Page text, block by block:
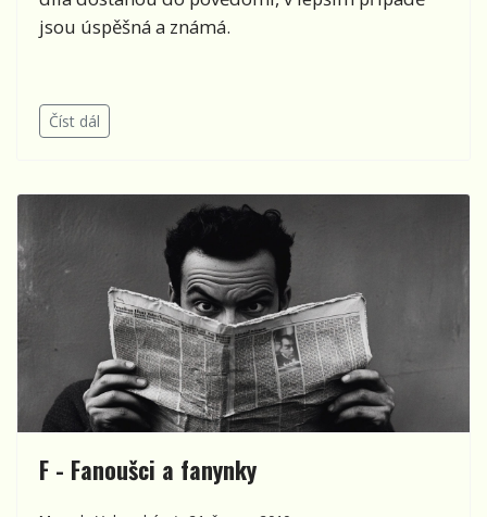
jsou úspěšná a známá.
Číst dál
F - Fanoušci a fanynky